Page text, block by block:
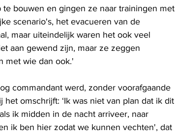
bouwen en gingen ze naar trainingen met
scenario's, het evacueren van de
maar uiteindelijk waren het ook veel
aan gewend zijn, maar ze zeggen
met wie dan ook.'
commandant werd, zonder voorafgaande
het omschrijft: ‘Ik was niet van plan dat ik dit
ik midden in de nacht arriveer, naar
ik ben hier zodat we kunnen vechten', dat